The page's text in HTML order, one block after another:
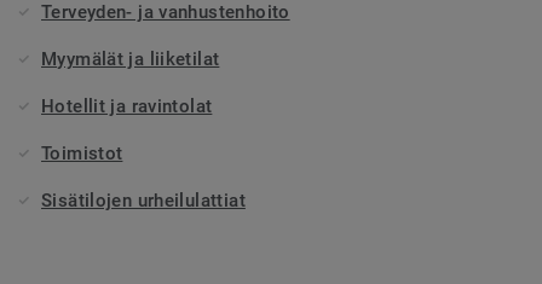
Terveyden- ja vanhustenhoito
Myymälät ja liiketilat
Hotellit ja ravintolat
Toimistot
Sisätilojen urheilulattiat